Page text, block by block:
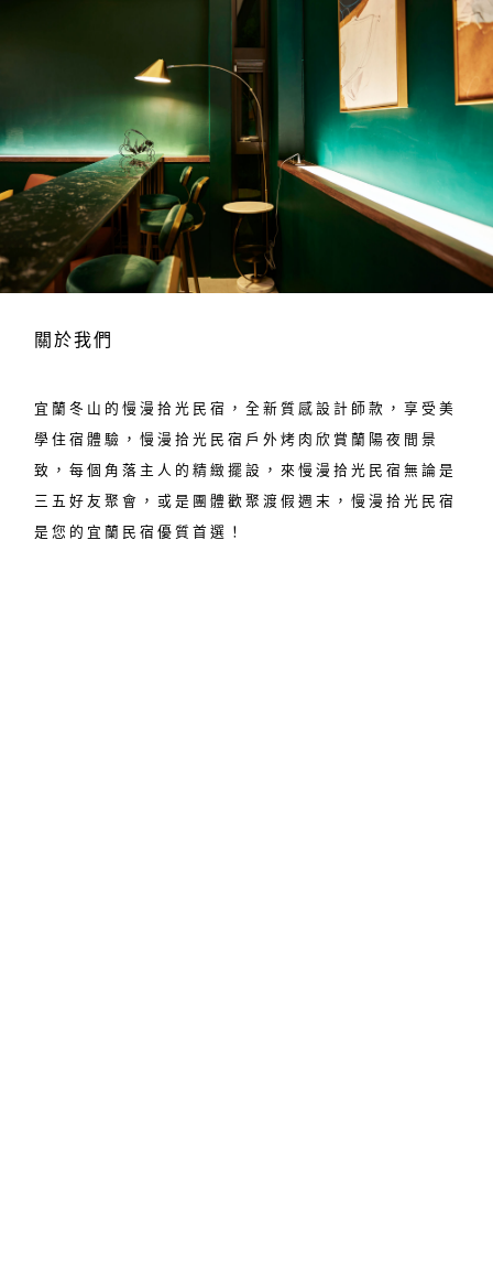
關於我們
宜蘭冬山的慢漫拾光民宿，全新質感設計師款，享受美
學住宿體驗，慢漫拾光民宿戶外烤肉欣賞蘭陽夜間景
致，每個角落主人的精緻擺設，來慢漫拾光民宿無論是
三五好友聚會，或是團體歡聚渡假週末，慢漫拾光民宿
是您的宜蘭民宿優質首選！